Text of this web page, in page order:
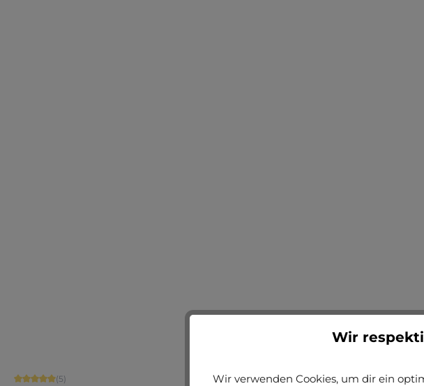
Durchschnittliche Bewertung von 5 von 5 Sternen
(5)
Wir
Wir verwenden Cookies, um dir ein